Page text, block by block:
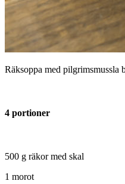
Räksoppa med pilgrimsmussla
4 portioner
500 g räkor med skal
1 morot